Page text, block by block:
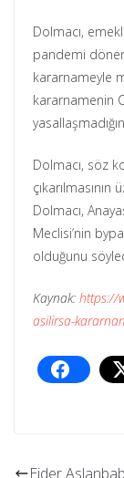
Dolmacı,
pandemi
kararnameyle
kararnamenin
Dolmacı, söz
Dolmacı,
Meclisi’nin
olduğunu
Kaynak: https://
asilirsa-
Ejder